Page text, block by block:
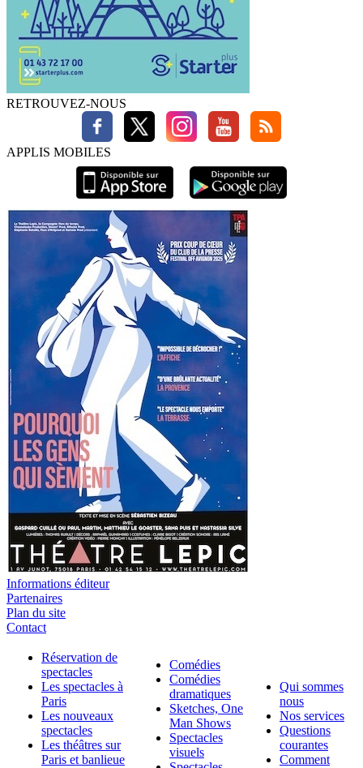
RETROUVEZ-NOUS
APPLIS MOBILES
Informations éditeur
Partenaires
Plan du site
Contact
Réservation de
spectacles
Les spectacles à
Paris
Les nouveaux
spectacles
Les théâtres sur
Paris et banlieue
Comédies
Comédies
dramatiques
Sketches, One
Man Shows
Spectacles
visuels
Qui sommes
nous
Nos services
Questions
courantes
Comment